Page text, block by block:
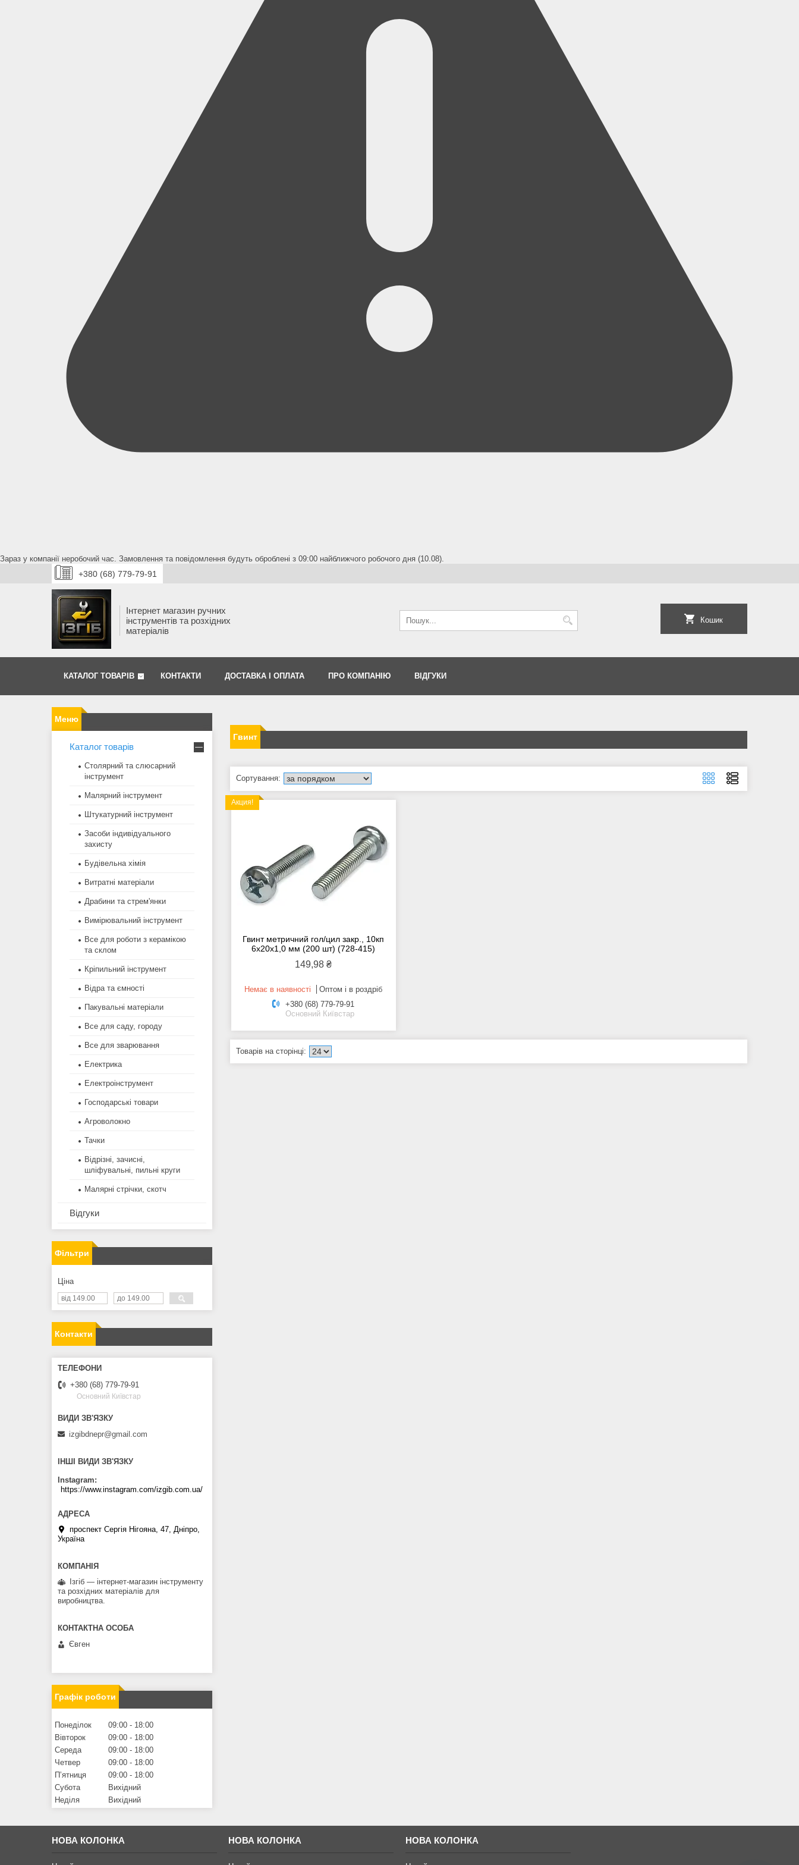
Зараз у компанії неробочий час. Замовлення та повідомлення будуть оброблені з 09:00 найближчого робочого дня (10.08).
+380 (68) 779-79-91
Інтернет магазин ручних
інструментів та розхідних
матеріалів
Кошик
КАТАЛОГ ТОВАРІВ КОНТАКТИ ДОСТАВКА І ОПЛАТА ПРО КОМПАНІЮ ВІДГУКИ
Гвинт
Акция!
Гвинт метричний гол/цил закр., 10кп
6х20х1,0 мм (200 шт) (728-415)
149,98 ₴
Немає в наявності
Оптом і в роздріб
+380 (68) 779-79-91
Основний Київстар
Каталог товарів
Столярний та слюсарний
інструмент
Малярний інструмент
Штукатурний інструмент
Засоби індивідуального
захисту
Будівельна хімія
Витратні матеріали
Драбини та стрем'янки
Вимірювальний інструмент
Все для роботи з керамікою
та склом
Кріпильний інструмент
Відра та ємності
Пакувальні матеріали
Все для саду, городу
Все для зварювання
Електрика
Електроінструмент
Господарські товари
Агроволокно
Тачки
Відрізні, зачисні,
шліфувальні, пильні круги
Малярні стрічки, скотч
Відгуки
Фільтри
Ціна
Контакти
+380 (68) 779-79-91
Основний Київстар
izgibdnepr@gmail.com
ІНШІ ВИДИ ЗВ'ЯЗКУ
Instagram
https://www.instagram.com/izgib.com.ua/
проспект Сергія Нігояна, 47, Дніпро,
Україна
Ізгіб — інтернет-магазин інструменту
та розхідних матеріалів для
виробництва.
Євген
Графік роботи
Понеділок 09:00
18:00
Вівторок
09:00
18:00
Середа
09:00
18:00
Четвер
09:00
18:00
Пʼятниця
09:00
18:00
Субота
Вихідний
Неділя
Вихідний
НОВА КОЛОНКА НОВА КОЛОНКА НОВА КОЛОНКА